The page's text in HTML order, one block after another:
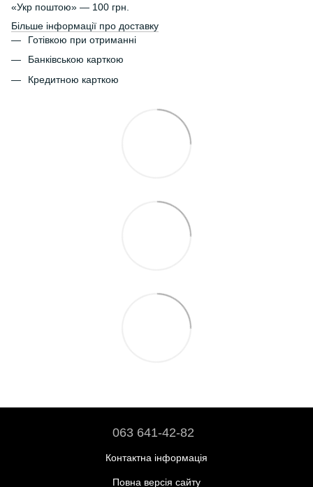
«Укр поштою» — 100 грн.
Більше інформації про доставку
Готівкою при отриманні
Банківською карткою
Кредитною карткою
063 641-42-82
Контактна інформація
Повна версія сайту